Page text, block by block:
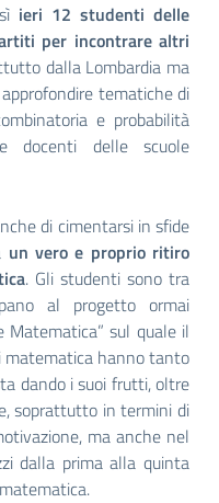
ieri 12 studenti delle
per incontrare altri
dalla Lombardia ma
tematiche di
e probabilità
delle scuole
di cimentarsi in sfide
un vero e proprio ritiro
. Gli studenti sono tra
al progetto ormai
Matematica” sul quale il
hanno tanto
dando i suoi frutti, oltre
soprattutto in termini di
ma anche nel
dalla prima alla quinta